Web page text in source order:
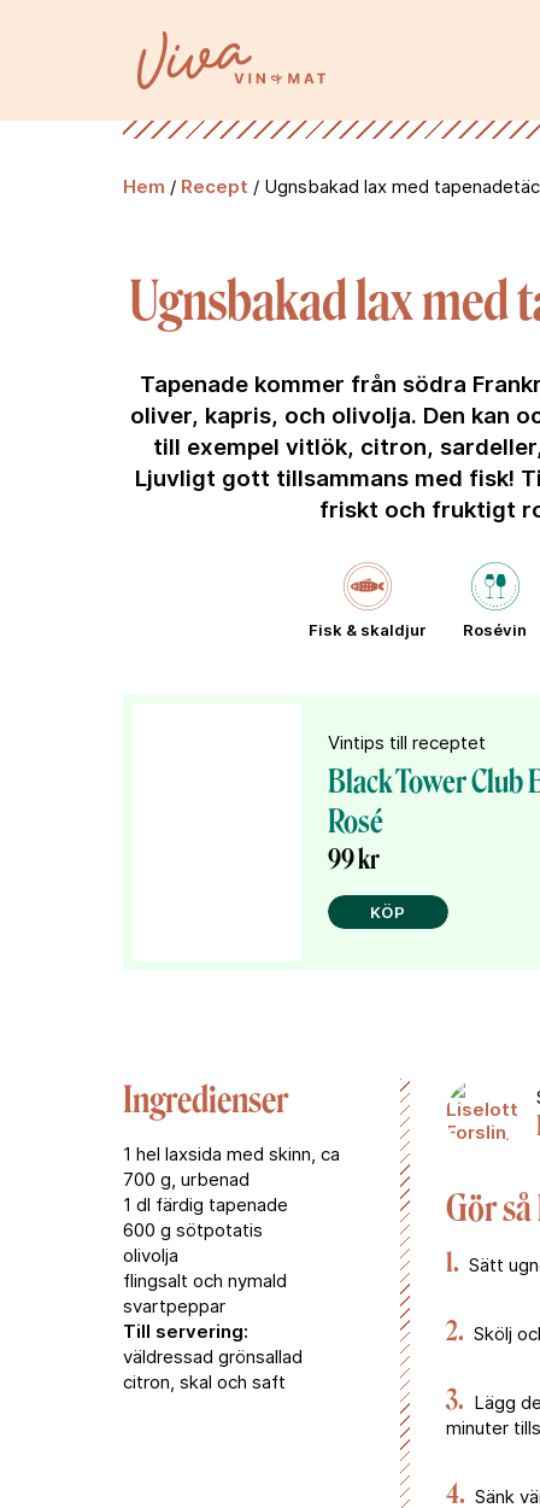
Hem / Recept / Ugnsbakad lax med
Ugnsbakad lax med
Tapenade kommer från södra
oliver, kapris, och olivolja. Den kan
till exempel vitlök, citron,
Ljuvligt gott tillsammans med fisk!
friskt och fruktigt
Fisk & skaldjur Rosévin
Vintips till receptet
Black Tower
Rosé
99 kr
KÖP
Ingredienser
1 hel laxsida med skinn, ca
700 g, urbenad
1 dl färdig tapenade
600 g sötpotatis
olivolja
flingsalt och nymald
svartpeppar
Till servering:
väldressad grönsallad
citron, skal och saft
Gör
1. Sätt
2. Skölj
3. Lägg
minuter
4. Sänk